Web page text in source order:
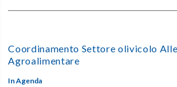
Coordinamento Settore olivicolo
Agroalimentare
In Agenda